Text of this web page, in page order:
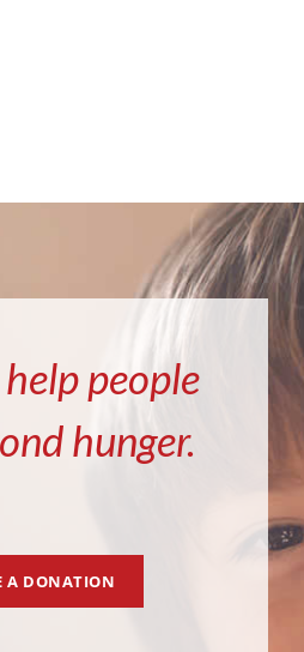
people
hunger.
A DONATION